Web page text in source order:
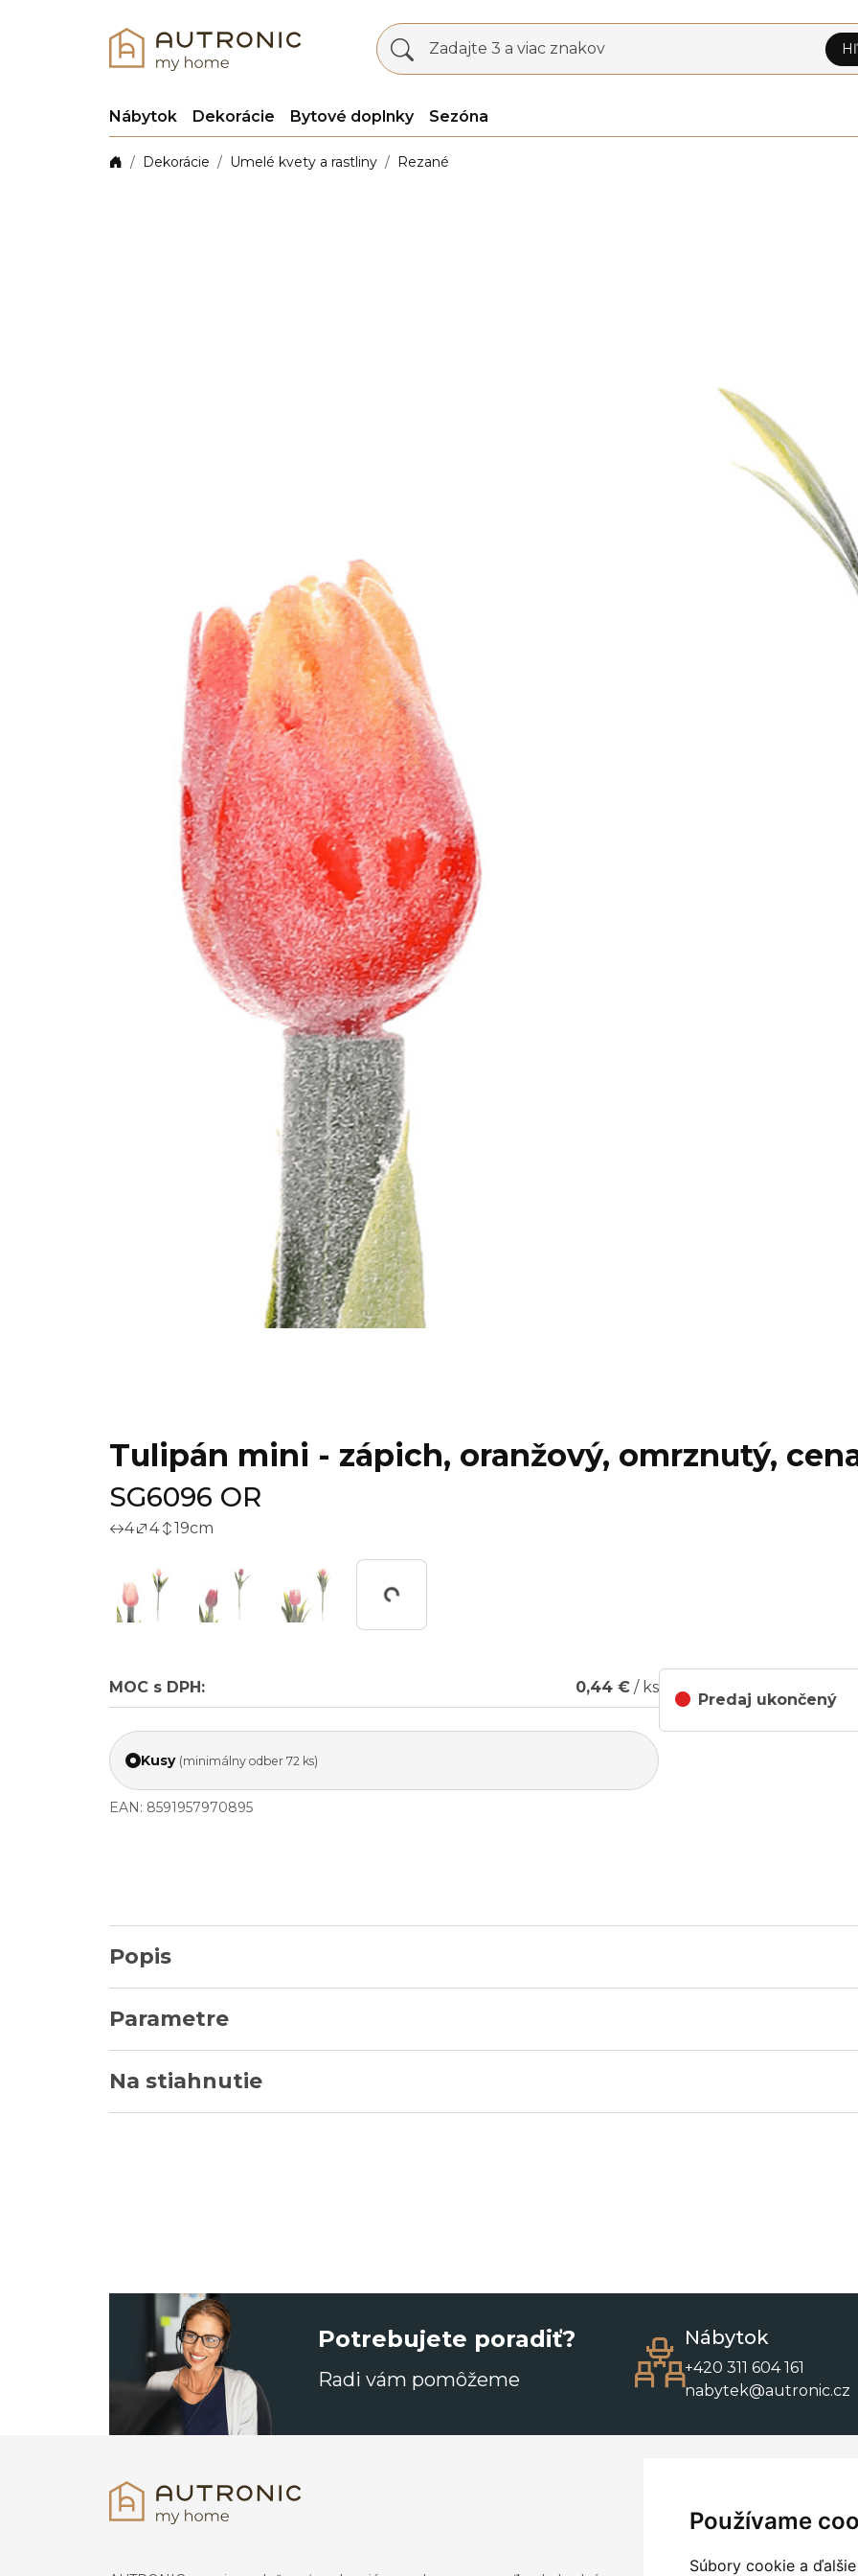
Používame
Súbory cookie a
Zadajte 3 a viac znakov
Nábytok Dekorácie Bytové doplnky Sezóna
Dekorácie Umelé kvety a rastliny Rezané
Tulipán mini - zápich, oranžový, omrznutý,
SG6096 OR
4 4 19cm
Working...
MOC s DPH: 0,44 € / ks
Kusy (minimálny odber 72 ks)
EAN: 8591957970895
Predaj ukončený
Popis
Parametre
Na stiahnutie
Potrebujete poradiť?
Radi vám pomôžeme
Nábytok
+420 311 604 161
nabytek@autronic.cz